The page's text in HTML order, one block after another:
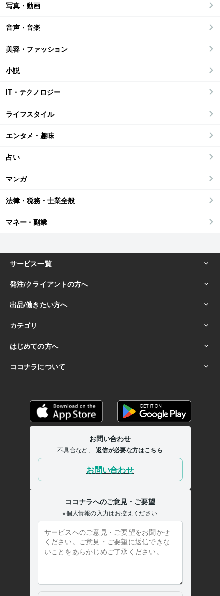
写真・動画
音声・音楽
美容・ファッション
小説
IT・テクノロジー
ライフスタイル
エンタメ・趣味
占い
マンガ
法律・税務・士業全般
マネー・副業